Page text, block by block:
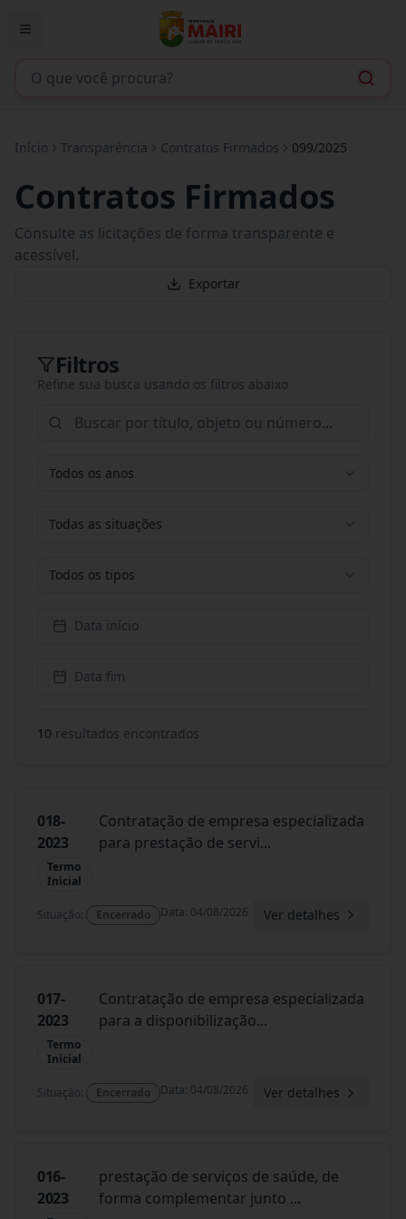
Início Transparência Contratos Firmados 099/2025
Contratos Firmados
Consulte as licitações de forma transparente e
acessível.
Exportar
Filtros
Refine sua busca usando os filtros abaixo
Todos os anos
Todas as situações
Todos os tipos
Data início
Data fim
10 resultados encontrados
018-
2023
Termo
Inicial
Contratação de empresa especializada
para prestação de servi...
Situação: Encerrado Data: 04/08/2026 Ver detalhes
017-
2023
Termo
Inicial
Contratação de empresa especializada
para a disponibilização...
Situação: Encerrado Data: 04/08/2026 Ver detalhes
016-
2023
prestação de serviços de saúde, de
forma complementar junto ...